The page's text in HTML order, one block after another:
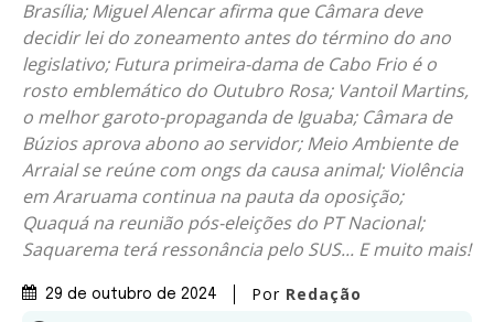
Brasília; Miguel Alencar afirma que Câmara deve
decidir lei do zoneamento antes do término do ano
legislativo; Futura primeira-dama de Cabo Frio é o
rosto emblemático do Outubro Rosa; Vantoil Martins,
o melhor garoto-propaganda de Iguaba; Câmara de
Búzios aprova abono ao servidor; Meio Ambiente de
Arraial se reúne com ongs da causa animal; Violência
em Araruama continua na pauta da oposição;
Quaquá na reunião pós-eleições do PT Nacional;
Saquarema terá ressonância pelo SUS... E muito mais!
29 de outubro de 2024 Por Redação